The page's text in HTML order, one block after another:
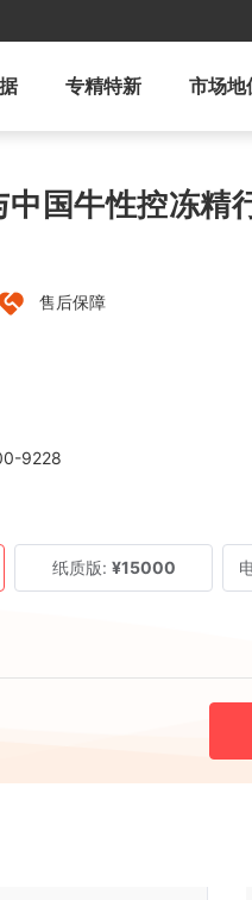
专精特新 市场地
国牛性控冻精
售后保障
9228
纸质版: ¥15000